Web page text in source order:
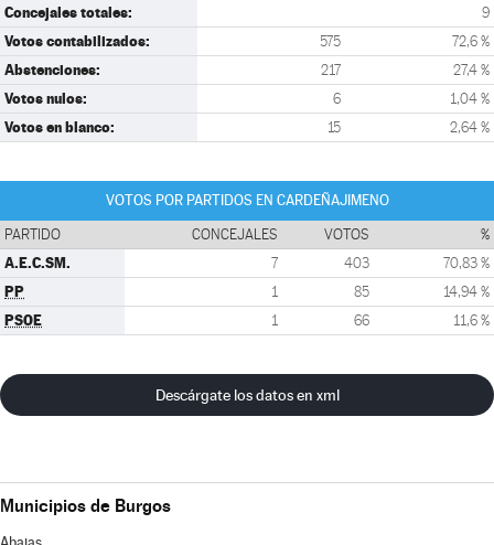
Concejales totales: 9
Votos contabilizados: 575 72,6 %
Abstenciones: 217 27,4 %
Votos nulos: 6 1,04 %
Votos en blanco: 15 2,64 %
VOTOS POR PARTIDOS EN CARDEÑAJIMENO
PARTIDO CONCEJALES VOTOS %
A.E.C.SM. 7 403 70,83 %
PP 1 85 14,94 %
PSOE 1 66 11,6 %
Descárgate los datos en xml
Municipios de Burgos